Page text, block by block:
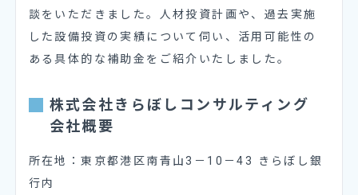
談をいただきました。人材投資計画や、過去実施
した設備投資の実績について伺い、活用可能性の
ある具体的な補助金をご紹介いたしました。
株式会社きらぼしコンサルティング
会社概要
所在地：東京都港区南青山3－10－43 きらぼし銀
行内